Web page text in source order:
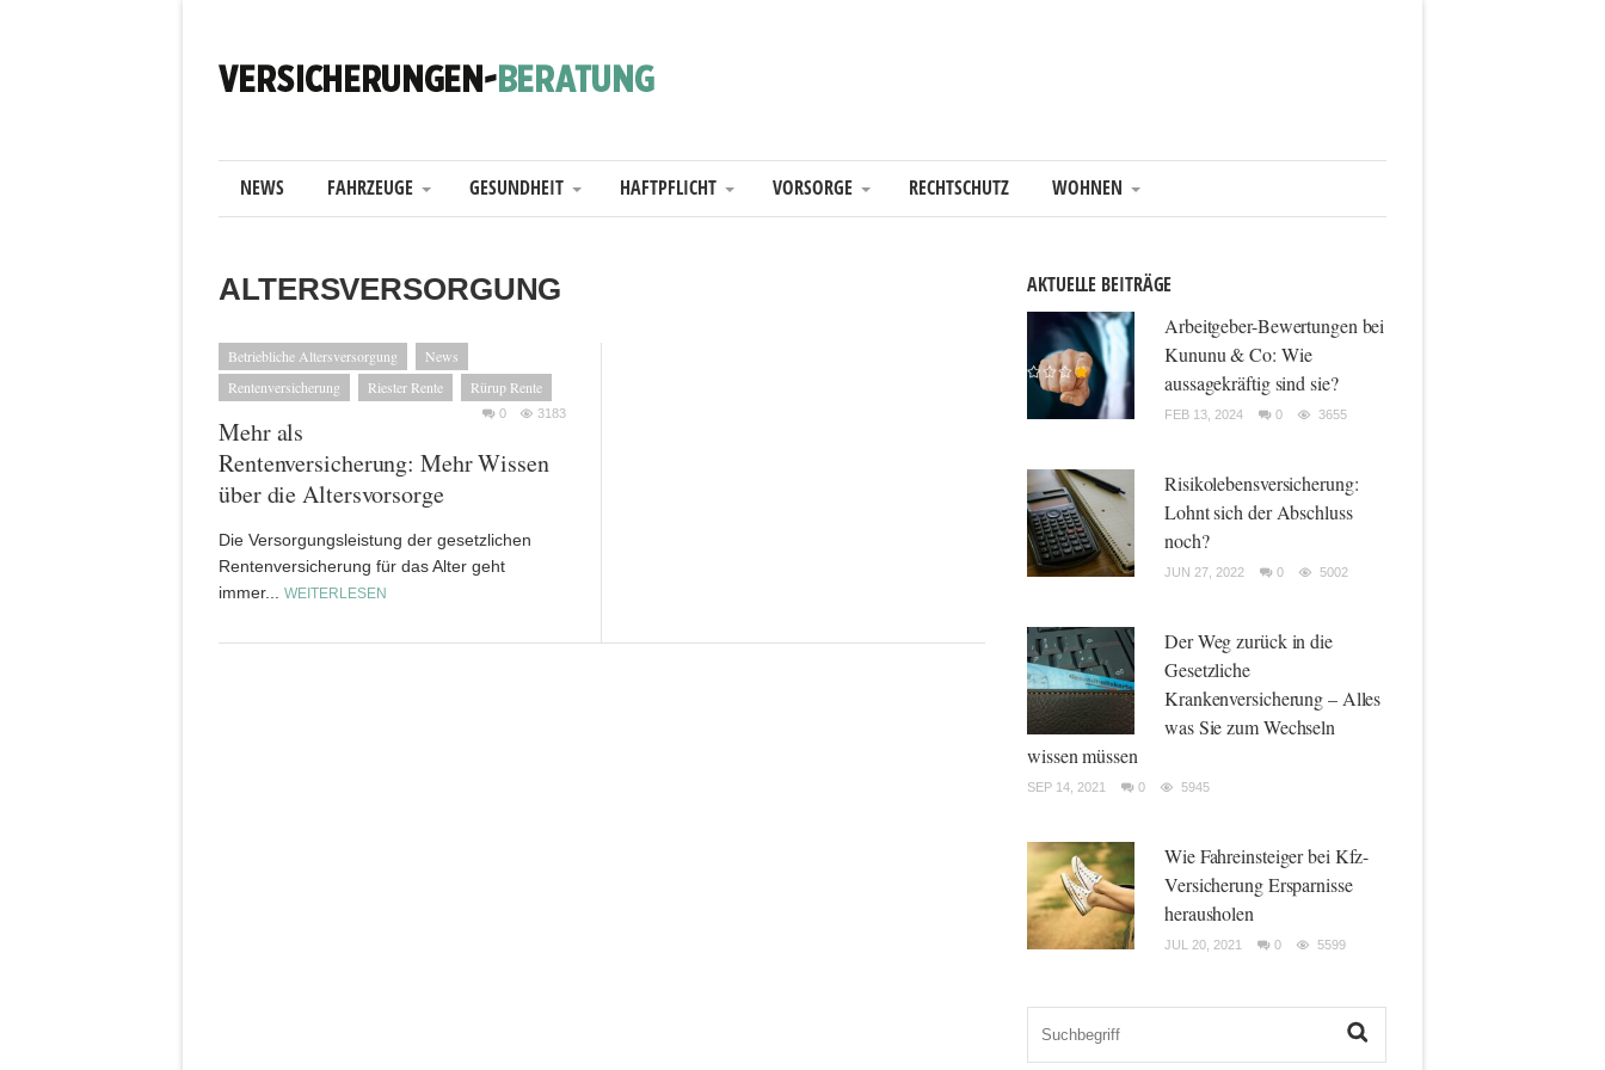
NEWS FAHRZEUGE GESUNDHEIT HAFTPFLICHT VORSORGE RECHTSCHUTZ WOHNEN
ALTERSVERSORGUNG
Betriebliche Altersversorgung
News
Rentenversicherung
Riester Rente Rürup Rente
3183
0
Mehr als
Rentenversicherung: Mehr Wissen
über die Altersvorsorge
Die Versorgungsleistung der gesetzlichen
Rentenversicherung für das Alter geht
immer... WEITERLESEN
AKTUELLE BEITRÄGE
Arbeitgeber-Bewertungen bei
Kununu & Co: Wie
aussagekräftig sind sie?
FEB 13, 2024 0 3655
Risikolebensversicherung:
Lohnt sich der Abschluss
noch?
JUN 27, 2022 0 5002
Der Weg zurück in die
Gesetzliche
Krankenversicherung – Alles
was Sie zum Wechseln
wissen müssen
SEP 14, 2021 0 5945
Wie Fahreinsteiger bei Kfz-
Versicherung Ersparnisse
herausholen
JUL 20, 2021 0 5599